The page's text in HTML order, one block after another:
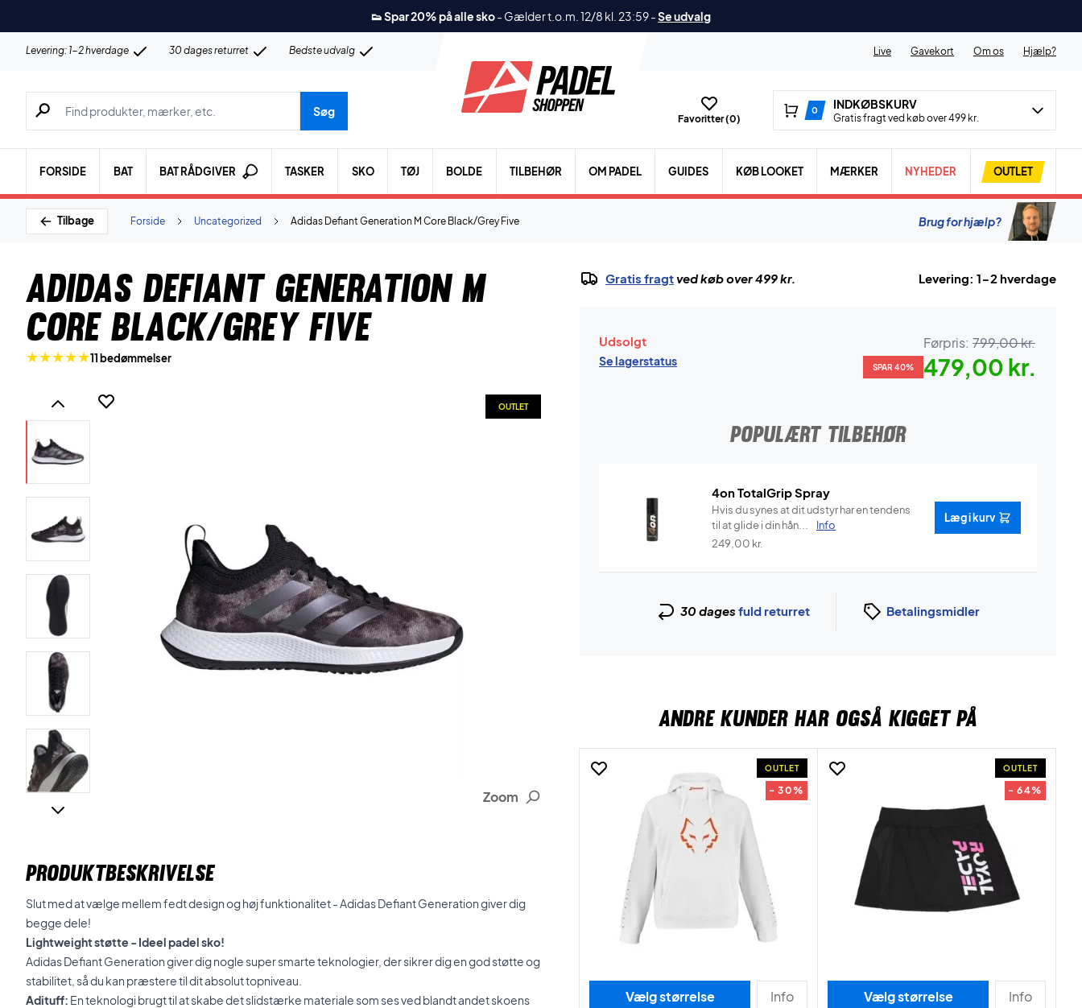
👟 Spar 20% på alle sko- Gælder t.o.m. 12/8 kl. 23:59-Se udvalg
Levering: 1-2 hverdage 30 dages returret Bedste udvalg Live Gavekort Om os Hjælp?
Søg efter produkter, mærker etc.
Søg
Favoritter (0)
0 INDKØBSKURV
Gratis fragt ved køb over 499 kr.
FORSIDE BAT BAT RÅDGIVER TASKER SKO TØJ BOLDE TILBEHØR OM PADEL GUIDES KØB LOOKET MÆRKER NYHEDER OUTLET
Tilbage Adidas Defiant Generation M Core Black/Grey Five
Uncategorized
Forside Brug for hjælp?
Adidas Defiant Generation M
Core Black/Grey Five
11 bedømmelser
Zoom
OUTLET
PRODUKTBESKRIVELSE
Slut med at vælge mellem fedt design og høj funktionalitet - Adidas Defiant Generation giver dig
begge dele!
Lightweight støtte - Ideel padel sko!
Adidas Defiant Generation giver dig nogle super smarte teknologier, der sikrer dig en god støtte og
stabilitet, så du kan præstere til dit absolut topniveau.
Adituff: En teknologi brugt til at skabe det slidstærke materiale som ses ved blandt andet skoens
Gratis fragtved køb over 499 kr. Levering: 1-2 hverdage
Udsolgt
Se lagerstatus
Førpris: 799,00 kr.
SPAR 40% 479,00 kr.
POPULÆRT TILBEHØR
4on TotalGrip Spray
Hvis du synes at dit udstyr har en tendens
til at glide i din hån...
Info
249,00 kr.
Læg i kurv
30 dages fuld returret Betalingsmidler
ANDRE KUNDER HAR OGSÅ KIGGET PÅ
OUTLET
- 30%
Vælg størrelse Info
OUTLET
- 64%
Vælg størrelse Info